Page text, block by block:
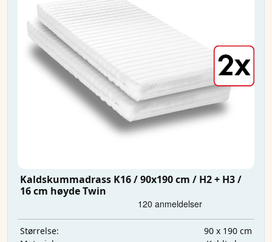
Kaldskummadrass K16 / 90x190 cm / H2 + H3 /
16 cm høyde Twin
Størrelse:
90 x 190 cm